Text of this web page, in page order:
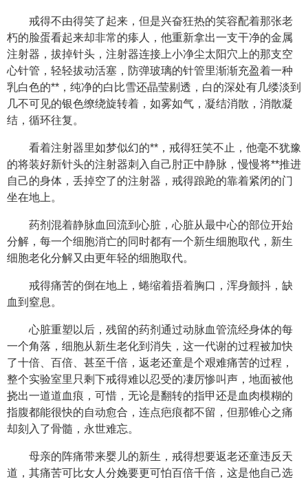
戒得不由得笑了起来，但是兴奋狂热的笑容配着那张老
朽的脸蛋看起来却非常的瘆人，他重新拿出一支干净的金属
注射器，拔掉针头，注射器连接上小净尘太阳穴上的那支空
心针管，轻轻拔动活塞，防弹玻璃的针管里渐渐充盈着一种
乳白色的**，纯净的白比雪还晶莹剔透，白的深处有几缕淡到
几不可见的银色缭绕旋转着，如雾如气，凝结消散，消散凝
结，循环往复。
看着注射器里如梦似幻的**，戒得狂笑不止，他毫不犹豫
的将装好新针头的注射器刺入自己肘正中静脉，慢慢将**推进
自己的身体，丢掉空了的注射器，戒得踉跄的靠着紧闭的门
坐在地上。
药剂混着静脉血回流到心脏，心脏从最中心的部位开始
分解，每一个细胞消亡的同时都有一个新生细胞取代，新生
细胞老化分解又由更年轻的细胞取代。
戒得痛苦的倒在地上，蜷缩着捂着胸口，浑身颤抖，缺
血到窒息。
心脏重塑以后，残留的药剂通过动脉血管流经身体的每
一个角落，细胞从新生老化到消失，这一代谢的过程被加快
了十倍、百倍、甚至千倍，返老还童是个艰难痛苦的过程，
整个实验室里只剩下戒得难以忍受的凄厉惨叫声，地面被他
挠出一道道血痕，可惜，无论是翻转的指甲还是血肉模糊的
指腹都能很快的自动愈合，连点疤痕都不留，但那锥心之痛
却刻入了骨髓，永世难忘。
母亲的阵痛带来婴儿的新生，戒得想要返老还童违反天
道，其痛苦可比女人分娩要更可怕百倍千倍，这是他自己选